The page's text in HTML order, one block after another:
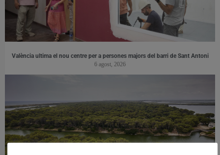
València ultima el nou centre per a persones majors del barri de Sant Antoni
6 agost, 2026